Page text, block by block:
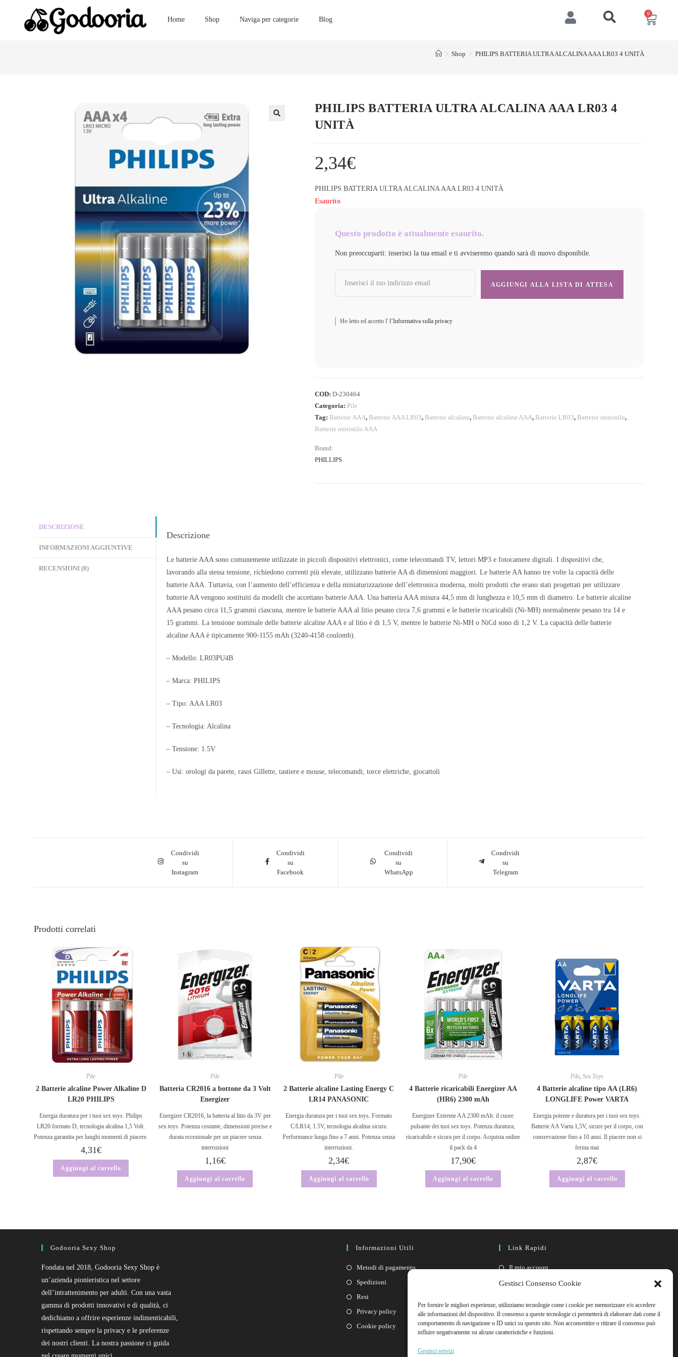
Gestisci Consenso Cookie
Per fornire le migliori esperienze, utilizziamo tecnologie come i cookie per memorizzare e/o accedere
alle informazioni del dispositivo. Il consenso a queste tecnologie ci permetterà di elaborare dati come il
comportamento di navigazione o ID unici su questo sito. Non acconsentire o ritirare il consenso può
influire negativamente su alcune caratteristiche e funzioni.
Gestisci servizi
Home Shop Naviga per categorie Blog
0
> Shop > PHILIPS BATTERIA ULTRA ALCALINA AAA LR03 4 UNITÀ
PHILIPS BATTERIA ULTRA ALCALINA AAA LR03 4
UNITÀ
2,34€
PHILIPS BATTERIA ULTRA ALCALINA AAA LR03 4 UNITÀ
Esaurito
Questo prodotto è attualmente esaurito.
Non preoccuparti: inserisci la tua email e ti avviseremo quando sarà di nuovo disponibile.
Ho letto ed accetto l'l’Informativa sulla privacy
COD: D-230464
Categoria: Pile
Tag: Batterie AAA, Batterie AAA LR03, Batterie alcaline, Batterie alcaline AAA, Batterie LR03, Batterie ministilo,
Batterie ministilo AAA
Brand:
PHILLIPS
DESCRIZIONE
INFORMAZIONI AGGIUNTIVE
RECENSIONI (0)
Descrizione
Le batterie AAA sono comunemente utilizzate in piccoli dispositivi elettronici, come telecomandi TV, lettori MP3 e fotocamere digitali. I dispositivi che,
lavorando alla stessa tensione, richiedono correnti più elevate, utilizzano batterie AA di dimensioni maggiori. Le batterie AA hanno tre volte la capacità delle
batterie AAA. Tuttavia, con l’aumento dell’efficienza e della miniaturizzazione dell’elettronica moderna, molti prodotti che erano stati progettati per utilizzare
batterie AA vengono sostituiti da modelli che accettano batterie AAA. Una batteria AAA misura 44,5 mm di lunghezza e 10,5 mm di diametro. Le batterie alcaline
AAA pesano circa 11,5 grammi ciascuna, mentre le batterie AAA al litio pesano circa 7,6 grammi e le batterie ricaricabili (Ni-MH) normalmente pesano tra 14 e
15 grammi. La tensione nominale delle batterie alcaline AAA e al litio è di 1,5 V, mentre le batterie Ni-MH o NiCd sono di 1,2 V. La capacità delle batterie
alcaline AAA è tipicamente 900-1155 mAh (3240-4158 coulomb).
– Modello: LR03PU4B
– Marca: PHILIPS
– Tipo: AAA LR03
– Tecnologia: Alcalina
– Tensione: 1.5V
– Usi: orologi da parete, rasoi Gillette, tastiere e mouse, telecomandi, torce elettriche, giocattoli
Condividi
su
Instagram
Condividi
su
Facebook
Condividi
su
WhatsApp
Condividi
su
Telegram
Prodotti correlati
Pile
2 Batterie alcaline Power Alkaline D
LR20 PHILIPS
Energia duratura per i tuoi sex toys. Philips
LR20 formato D, tecnologia alcalina 1,5 Volt.
Potenza garantita per lunghi momenti di piacere.
4,31€
Aggiungi al carrello
Pile
Batteria CR2016 a bottone da 3 Volt
Energizer
Energizer CR2016, la batteria al litio da 3V per
sex toys. Potenza costante, dimensioni precise e
durata eccezionale per un piacere senza
interruzioni
1,16€
Aggiungi al carrello
Pile
2 Batterie alcaline Lasting Energy C
LR14 PANASONIC
Energia duratura per i tuoi sex toys. Formato
C/LR14, 1.5V, tecnologia alcalina sicura.
Performance lunga fino a 7 anni. Potenza senza
interruzioni.
2,34€
Aggiungi al carrello
Pile
4 Batterie ricaricabili Energizer AA
(HR6) 2300 mAh
Energizer Extreme AA 2300 mAh: il cuore
pulsante dei tuoi sex toys. Potenza duratura,
ricaricabile e sicura per il corpo. Acquista online
il pack da 4
17,90€
Aggiungi al carrello
Pile,Sex Toys
4 Batterie alcaline tipo AA (LR6)
LONGLIFE Power VARTA
Energia potente e duratura per i tuoi sex toys.
Batterie AA Varta 1,5V, sicure per il corpo, con
conservazione fino a 10 anni. Il piacere non si
ferma mai
2,87€
Aggiungi al carrello
Godooria Sexy Shop
Fondata nel 2018, Godooria Sexy Shop è
un’azienda pionieristica nel settore
dell’intrattenimento per adulti. Con una vasta
gamma di prodotti innovativi e di qualità, ci
dedichiamo a offrire esperienze indimenticabili,
rispettando sempre la privacy e le preferenze
dei nostri clienti. La nostra passione ci guida
Informazioni Utili
Metodi di pagamento
Spedizioni
Resi
Privacy policy
Cookie policy
Link Rapidi
Il mio account
FAQ